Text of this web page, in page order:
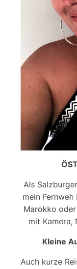
Als
mein
Marokko
mit Kamera,
Kleine
Auch kurze